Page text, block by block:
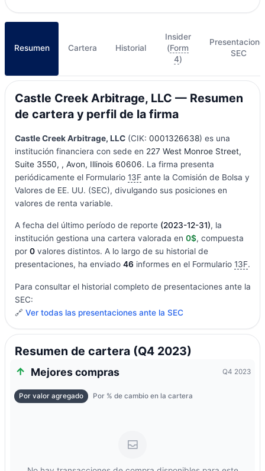
Resumen Cartera Historial
Insider
(Form
4)
SEC
Castle Creek Arbitrage, LLC — Resumen
de cartera y perfil de la firma
Castle Creek Arbitrage, LLC(CIK: 0001326638) es una
institución financiera con sede en 227 West Monroe Street,
Suite 3550, , Avon, Illinois 60606. La firma presenta
periódicamente el Formulario 13Fante la Comisión de Bolsa y
Valores de EE. UU. (SEC), divulgando sus posiciones en
valores de renta variable.
A fecha del último período de reporte (2023-12-31), la
institución gestiona una cartera valorada en 0$, compuesta
por 0valores distintos. A lo largo de su historial de
presentaciones, ha enviado 46 informes en el Formulario 13F.
Para consultar el historial completo de presentaciones ante la
SEC:
🔗 Ver todas las presentaciones ante la SEC
Resumen de cartera (Q4 2023)
Mejores compras Q4 2023
Por valor agregado Por % de cambio en la cartera